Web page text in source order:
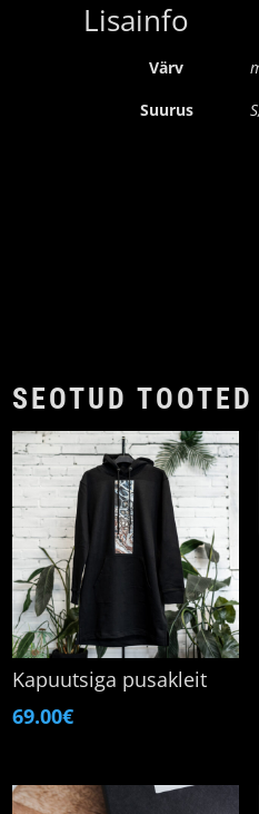
Lisainfo
Värv
Suurus
SEOTUD TOOTED
Kapuutsiga pusakleit
69.00€